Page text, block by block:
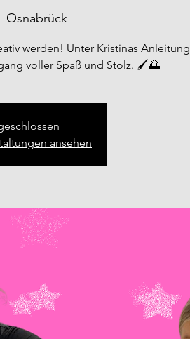
Osnabrück
werden! Unter Kristinas Anleitung
voller Spaß und Stolz. 🖌️🌅
ansehen